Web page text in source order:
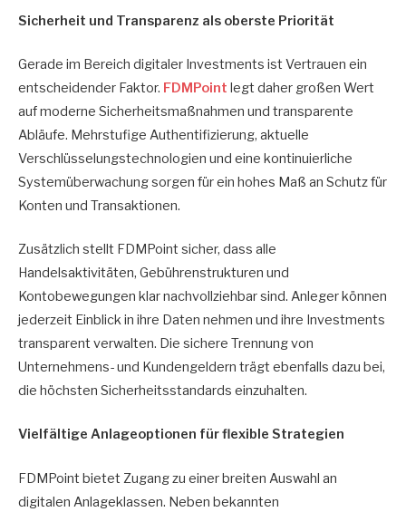
Sicherheit und Transparenz als oberste Priorität
Gerade im Bereich digitaler Investments ist Vertrauen ein
entscheidender Faktor. FDMPoint legt daher großen Wert
auf moderne Sicherheitsmaßnahmen und transparente
Abläufe. Mehrstufige Authentifizierung, aktuelle
Verschlüsselungstechnologien und eine kontinuierliche
Systemüberwachung sorgen für ein hohes Maß an Schutz für
Konten und Transaktionen.
Zusätzlich stellt FDMPoint sicher, dass alle
Handelsaktivitäten, Gebührenstrukturen und
Kontobewegungen klar nachvollziehbar sind. Anleger können
jederzeit Einblick in ihre Daten nehmen und ihre Investments
transparent verwalten. Die sichere Trennung von
Unternehmens- und Kundengeldern trägt ebenfalls dazu bei,
die höchsten Sicherheitsstandards einzuhalten.
Vielfältige Anlageoptionen für flexible Strategien
FDMPoint bietet Zugang zu einer breiten Auswahl an
digitalen Anlageklassen. Neben bekannten